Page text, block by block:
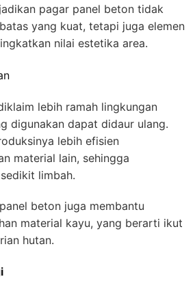
pagar panel beton tidak
yang kuat, tetapi juga elemen
nilai estetika area.
lebih ramah lingkungan
digunakan dapat didaur ulang.
lebih efisien
material lain, sehingga
limbah.
beton juga membantu
material kayu, yang berarti ikut
hutan.